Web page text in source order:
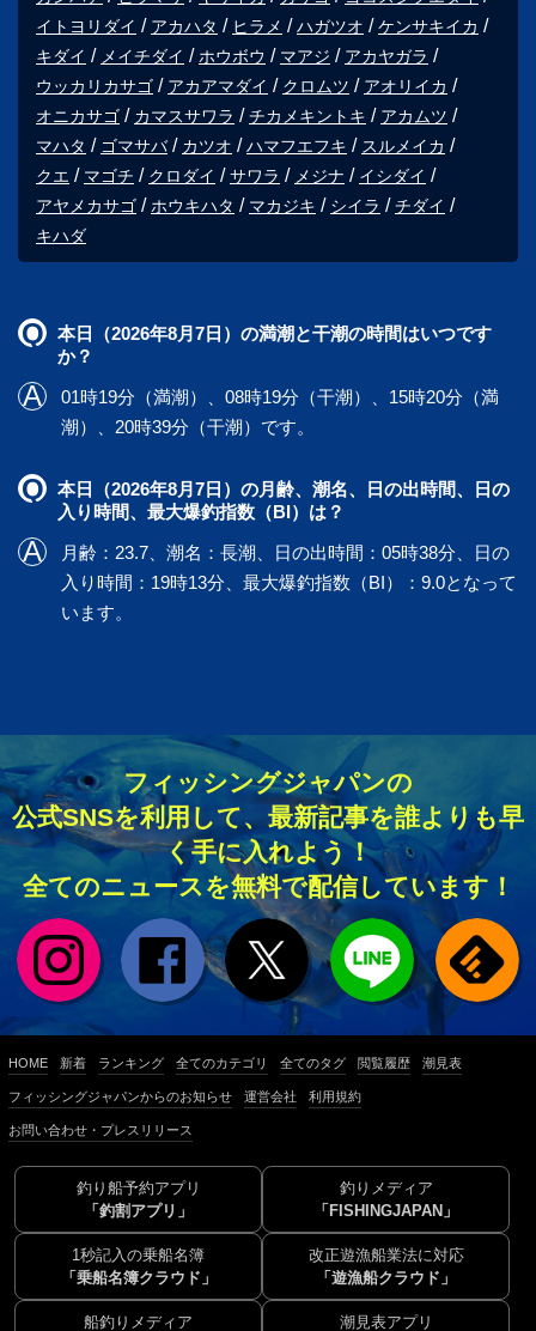
イトヨリダイ
アカハタ ヒラメ ハガツオ
ケンサキイカ
キダイ
メイチダイ ホウボウ マアジ
アカヤガラ
ウッカリカサゴ
アカアマダイ クロムツ
アオリイカ
オニカサゴ
カマスサワラ チカメキントキ
アカムツ
マハタ
ゴマサバ カツオ ハマフエフキ
スルメイカ
クエ
マゴチ クロダイ サワラ メジナ
イシダイ
アヤメカサゴ
ホウキハタ マカジキ シイラ
チダイ
キハダ
本日（2026年8月7日）の満潮と干潮の時間はいつです
か？
01時19分（満潮）、08時19分（干潮）、15時20分（満
潮）、20時39分（干潮）です。
本日（2026年8月7日）の月齢、潮名、日の出時間、日の
入り時間、最大爆釣指数（BI）は？
月齢：23.7、潮名：長潮、日の出時間：05時38分、日の
入り時間：19時13分、最大爆釣指数（BI）：9.0となって
います。
フィッシングジャパンの
公式SNSを利用して、最新記事を誰よりも早
く手に入れよう！
全てのニュースを無料で配信しています！
HOME 新着 ランキング 全てのカテゴリ 全てのタグ 閲覧履歴 潮見表
フィッシングジャパンからのお知らせ 運営会社 利用規約
お問い合わせ・プレスリリース
釣り船予約アプリ
「釣割アプリ」
釣りメディア
「FISHINGJAPAN」
1秒記入の乗船名簿
「乗船名簿クラウド」
改正遊漁船業法に対応
「遊漁船クラウド」
船釣りメディア
潮見表アプリ